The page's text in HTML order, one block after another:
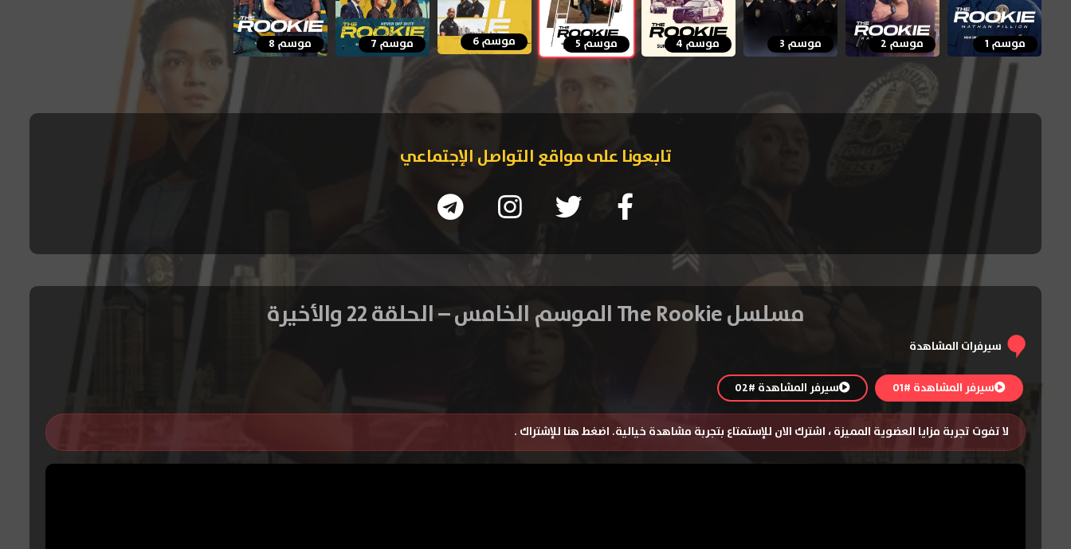
موسم 1 موسم 2 موسم 3 موسم 4 موسم 5 موسم 6 موسم 7 موسم 8
تابعونا على مواقع التواصل الإجتماعي
مسلسل The Rookie الموسم الخامس – الحلقة 22 والأخيرة
سيرفرات المشاهدة
سيرفر المشاهدة #01 سيرفر المشاهدة #02
لا تفوت تجربة مزايا العضوية المميزة ، اشترك الان للإستمتاع بتجربة مشاهدة خيالية. اضغط هنا للإشتراك .